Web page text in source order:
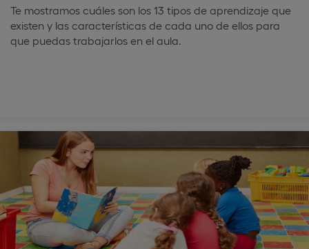
Te mostramos cuáles son los 13 tipos de aprendizaje que
existen y las características de cada uno de ellos para
que puedas trabajarlos en el aula.